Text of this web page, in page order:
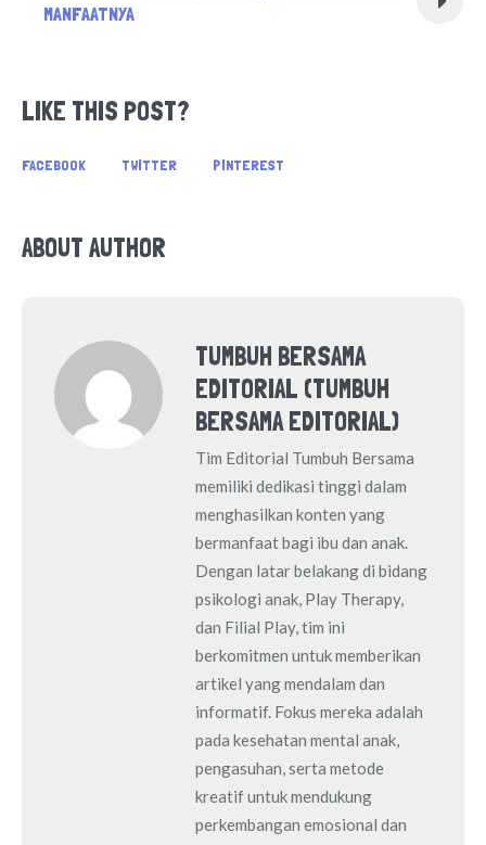
MANFAATNYA
LIKE THIS POST?
FACEBOOK TWITTER PINTEREST
ABOUT AUTHOR
TUMBUH BERSAMA
EDITORIAL (TUMBUH
BERSAMA EDITORIAL)
Tim Editorial Tumbuh Bersama
memiliki dedikasi tinggi dalam
menghasilkan konten yang
bermanfaat bagi ibu dan anak.
Dengan latar belakang di bidang
psikologi anak, Play Therapy,
dan Filial Play, tim ini
berkomitmen untuk memberikan
artikel yang mendalam dan
informatif. Fokus mereka adalah
pada kesehatan mental anak,
pengasuhan, serta metode
kreatif untuk mendukung
perkembangan emosional dan